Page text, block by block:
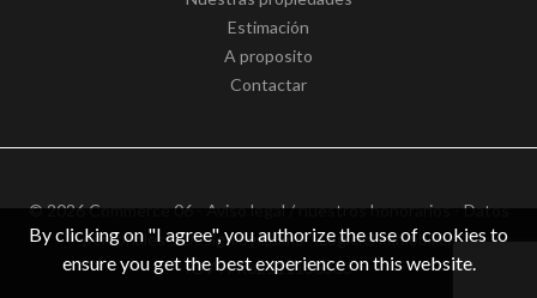
Estimación
A proposito
Contactar
© 2026 Commerce 06 -Aviso legal / nuestros honorarios-Datos
personales – Design byapimo™ Logiciel immobilier
IGV : FR62511186363
By clicking on "I agree", you authorize the use of cookies to
ensure you get the best experience on this website.